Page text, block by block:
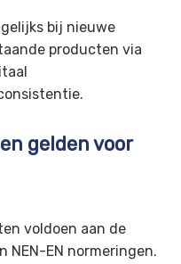
bij nieuwe
producten via
gelden voor
voldoen aan de
NEN-EN normeringen.